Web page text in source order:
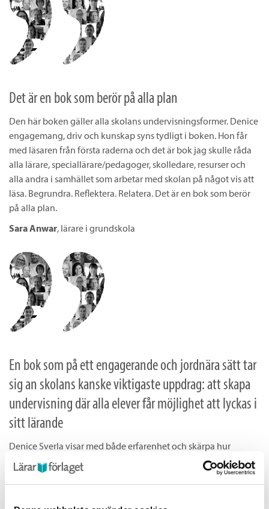
Det är en bok som berör på alla plan
Den här boken gäller alla skolans undervisningsformer. Denice
engagemang, driv och kunskap syns tydligt i boken. Hon får
med läsaren från första raderna och det är bok jag skulle råda
alla lärare, speciallärare/pedagoger, skolledare, resurser och
alla andra i samhället som arbetar med skolan på något vis att
läsa. Begrundra. Reflektera. Relatera. Det är en bok som berör
på alla plan.
Sara Anwar, lärare i grundskola
En bok som på ett engagerande och jordnära sätt tar
sig an skolans kanske viktigaste uppdrag: att skapa
undervisning där alla elever får möjlighet att lyckas i
sitt lärande
Denice Sverla visar med både erfarenhet och skärpa hur
undervisning kan bli begriplig, meningsfull och utmanande –
särskilt för elever som befinner sig i skolsvårigheter. Hon delar
ett förhållningssätt som flyttar fokus från individens